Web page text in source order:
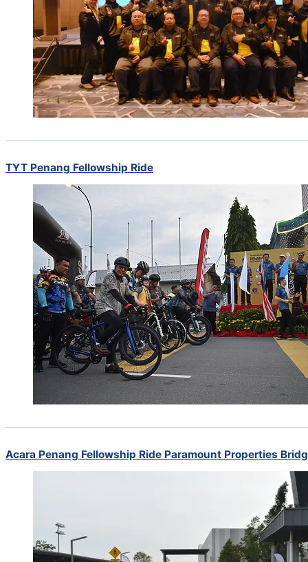
TYT Penang Fellowship Ride
Acara Penang Fellowship Ride Paramount Properties